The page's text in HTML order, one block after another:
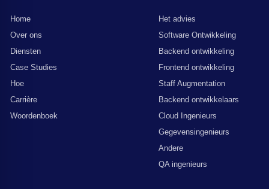
Home
Over ons
Diensten
Case Studies
Hoe
Carrière
Woordenboek
Het advies
Software Ontwikkeling
Backend ontwikkeling
Frontend ontwikkeling
Staff Augmentation
Backend ontwikkelaars
Cloud Ingenieurs
Gegevensingenieurs
Andere
QA ingenieurs